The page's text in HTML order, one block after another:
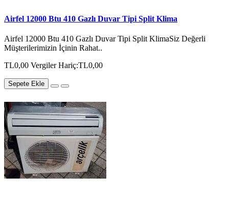
Airfel 12000 Btu 410 Gazlı Duvar Tipi Split Klima
Airfel 12000 Btu 410 Gazlı Duvar Tipi Split KlimaSiz Değerli
Müşterilerimizin İçinin Rahat..
TL0,00 Vergiler Hariç:TL0,00
Sepete Ekle